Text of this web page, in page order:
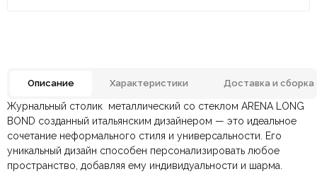
Описание Характеристики Доставка и сборка
Журнальный столик металлический со стеклом ARENA LONG
BOND созданный итальянским дизайнером — это идеальное
сочетание неформального стиля и универсальности. Его
уникальный дизайн способен персонализировать любое
пространство, добавляя ему индивидуальности и шарма.
Цвет Бронза, Серебро
Материал Металл, Стекло
По всей России:отправляем через транспортную
компаниюСДЭК. Срок доставки —до 7 дней.
Оплата в салоне-магазине— наличными или картой
при самовывозе.
Отзывов ещё нет. Напишите первым.